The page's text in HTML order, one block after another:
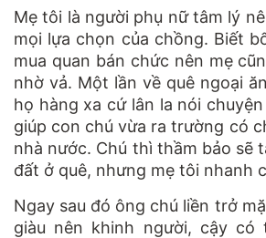
Mẹ tôi là người phụ nữ tâm lý
mọi lựa chọn của chồng. Biết
mua quan bán chức nên mẹ
nhờ vả. Một lần về quê ngoại
họ hàng xa cứ lân la nói
giúp con chú vừa ra trường có
nhà nước. Chú thì thầm bảo sẽ
đất ở quê, nhưng mẹ tôi nhanh
Ngay sau đó ông chú liền trở
giàu nên khinh người, cậy có